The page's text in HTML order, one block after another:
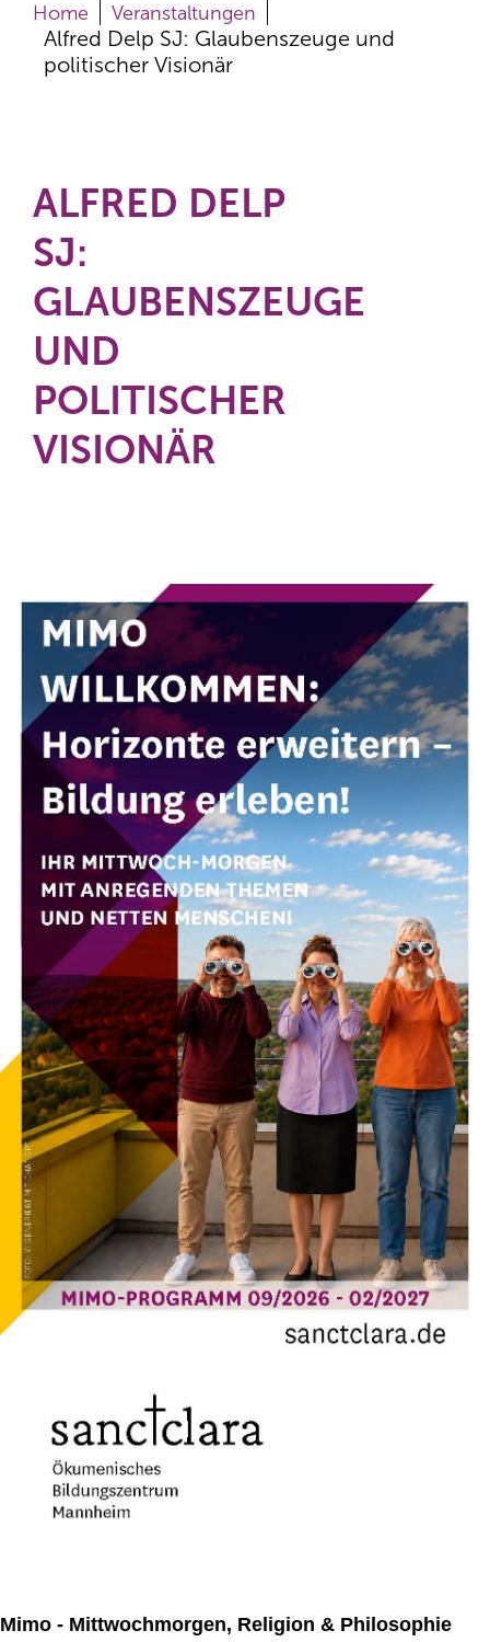
Home Veranstaltungen
Alfred Delp SJ: Glaubenszeuge und
politischer Visionär
ALFRED DELP
SJ:
GLAUBENSZEUGE
UND
POLITISCHER
VISIONÄR
Mimo - Mittwochmorgen, Religion & Philosophie